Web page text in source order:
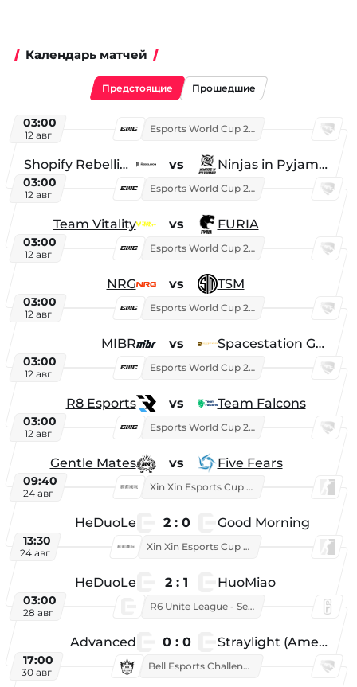
Календарь матчей
Предстоящие Прошедшие
03:00
12 авг
Esports World Cup 2026
Shopify Rebellion vs Ninjas in Pyjamas
03:00
12 авг
Esports World Cup 2026
Team Vitality vs FURIA
03:00
12 авг
Esports World Cup 2026
NRG vs TSM
03:00
12 авг
Esports World Cup 2026
MIBR vs Spacestation Gaming
03:00
12 авг
Esports World Cup 2026
R8 Esports vs Team Falcons
03:00
12 авг
Esports World Cup 2026
Gentle Mates vs Five Fears
09:40
24 авг
Xin Xin Esports Cup 2025
HeDuoLe 2 : 0 Good Morning
13:30
24 авг
Xin Xin Esports Cup 2026
HeDuoLe 2 : 1 HuoMiao
03:00
28 авг
R6 Unite League - Season 1
Advanced 0 : 0 Straylight (American team)
17:00
30 авг
Bell Esports Challenge 2026